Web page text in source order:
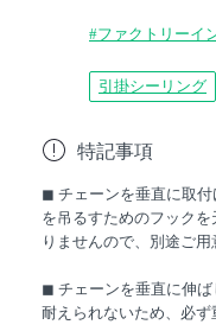
#ファクトリーイ
引掛シーリング
特記事項
◼︎ チェーンを垂直に取
を吊るすためのフック
りませんので、別途ご用
◼︎ チェーンを垂直に伸
耐えられないため、必ず